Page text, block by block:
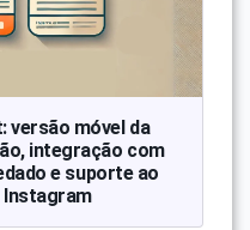
versão móvel da
integração com
e suporte ao